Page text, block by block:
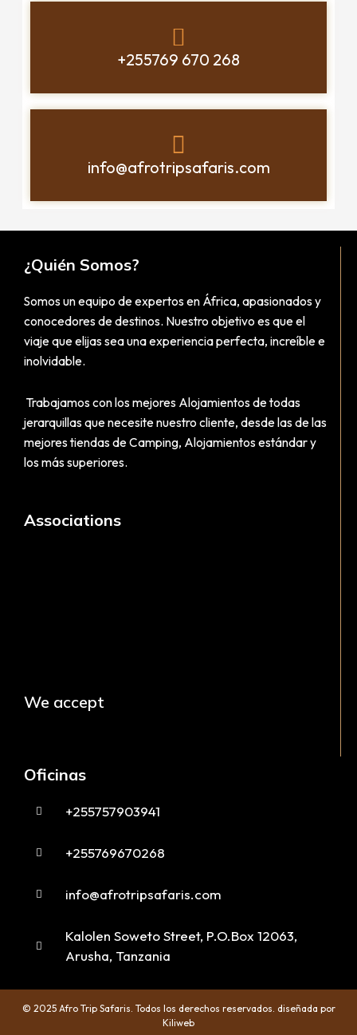
+255769 670 268
info@afrotripsafaris.com
¿Quién Somos?
Somos un equipo de expertos en África, apasionados y
conocedores de destinos. Nuestro objetivo es que el
viaje que elijas sea una experiencia perfecta, increíble e
inolvidable.
Trabajamos con los mejores Alojamientos de todas
jerarquillas que necesite nuestro cliente, desde las de las
mejores tiendas de Camping, Alojamientos estándar y
los más superiores.
Associations
We accept
Oficinas
+255757903941
+255769670268
info@afrotripsafaris.com
Kalolen Soweto Street, P.O.Box 12063,
Arusha, Tanzania
© 2025 Afro Trip Safaris. Todos los derechos reservados. diseñada por
Kiliweb